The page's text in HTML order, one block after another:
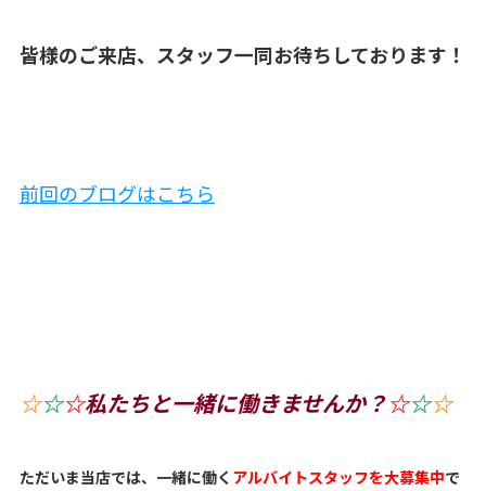
皆様のご来店、スタッフ一同お待ちしております！
前回のブログはこちら
☆☆☆私たちと一緒に働きませんか？☆☆☆
ただいま当店では、一緒に働く アルバイトスタッフを大募集中で